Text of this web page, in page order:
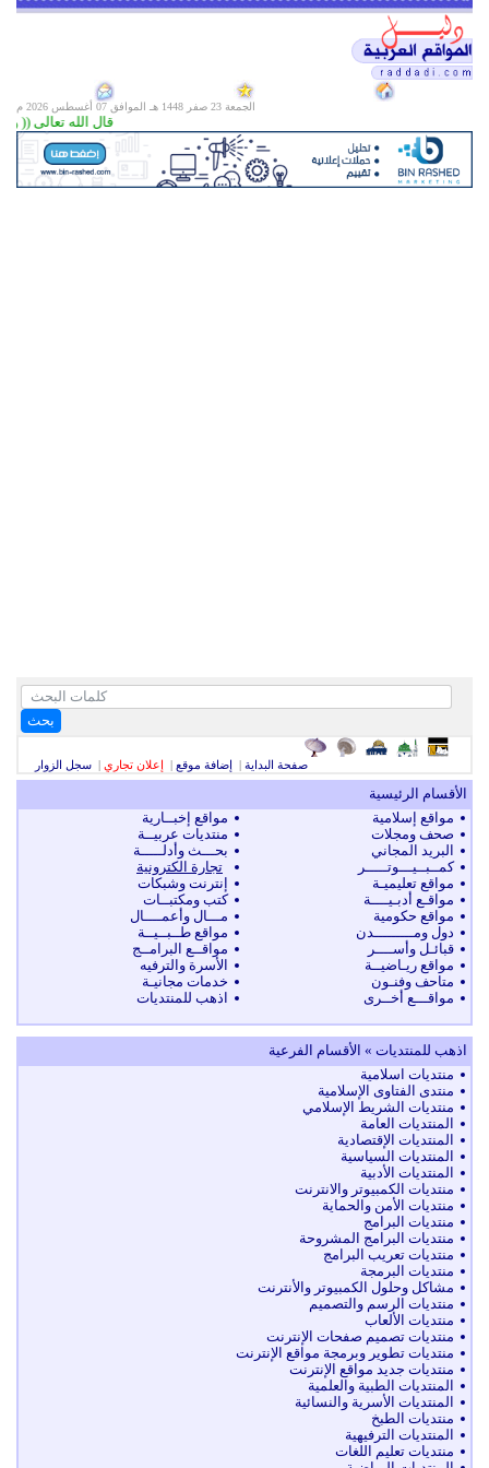
الجمعة 23 صفر 1448 هـ الموافق
قال الله تعالى ((
بحث
صفحة البداية | إضافة موقع | إعلان تجاري | سجل الزوار
الأقسام الرئيسية
مواقع إسلامية
صحف ومجلات
البريد المجاني
كمــبــيـــوتـــــر
مواقع تعليميـة
مواقـع أدبـيــــة
مواقع حكومية
دول ومـــــــــدن
قبائـل وأســــر
مواقع ريـاضيــة
متاحف وفنـون
مواقـــع أخــرى
مواقع إخبــارية
منتديات عربيــة
بحـــث وأدلـــــة
تجارة الكترونية
إنترنت وشبكات
كتب ومكتبــات
مـــال وأعمــــال
مواقع طــبــيــة
مواقــع البرامــج
الأسرة والترفيه
خدمات مجانيـة
اذهب للمنتديات
اذهب للمنتديات » الأقسام الفرعية
منتديات اسلامية
منتدى الفتاوى الإسلامية
منتديات الشريط الإسلامي
المنتديات العامة
المنتديات الإقتصادية
المنتديات السياسية
المنتديات الأدبية
منتديات الكمبيوتر والانترنت
منتديات الأمن والحماية
منتديات البرامج
منتديات البرامج المشروحة
منتديات تعريب البرامج
منتديات البرمجة
مشاكل وحلول الكمبيوتر والأنترنت
منتديات الرسم والتصميم
منتديات الألعاب
منتديات تصميم صفحات الإنترنت
منتديات تطوير وبرمجة مواقع الإنترنت
منتديات جديد مواقع الإنترنت
المنتديات الطبية والعلمية
المنتديات الأسرية والنسائية
منتديات الطبخ
المنتديات الترفيهية
منتديات تعليم اللغات